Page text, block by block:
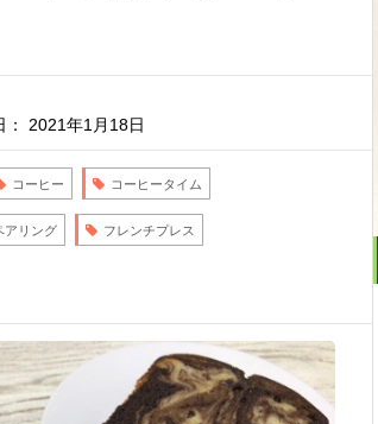
： 2021年1月18日
コーヒー コーヒータイム
アリング フレンチプレス